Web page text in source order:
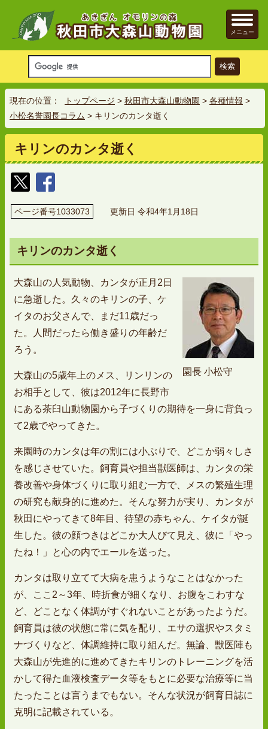
メニュー
現在の位置： トップページ > 秋田市大森山動物園 > 各種情報 >
小松名誉園長コラム > キリンのカンタ逝く
キリンのカンタ逝く
ページ番号1033073 更新日 令和4年1月18日
キリンのカンタ逝く
園長 小松守
大森山の人気動物、カンタが正月2日
に急逝した。久々のキリンの子、ケ
イタのお父さんで、まだ11歳だっ
た。人間だったら働き盛りの年齢だ
ろう。
大森山の5歳年上のメス、リンリンの
お相手として、彼は2012年に長野市
にある茶臼山動物園から子づくりの期待を一身に背負っ
て2歳でやってきた。
来園時のカンタは年の割には小ぶりで、どこか弱々しさ
を感じさせていた。飼育員や担当獣医師は、カンタの栄
養改善や身体づくりに取り組む一方で、メスの繁殖生理
の研究も献身的に進めた。そんな努力が実り、カンタが
秋田にやってきて8年目、待望の赤ちゃん、ケイタが誕
生した。彼の顔つきはどこか大人びて見え、彼に「やっ
たね！」と心の内でエールを送った。
カンタは取り立てて大病を患うようなことはなかった
が、ここ2～3年、時折食が細くなり、お腹をこわすな
ど、どことなく体調がすぐれないことがあったようだ。
飼育員は彼の状態に常に気を配り、エサの選択やスタミ
ナづくりなど、体調維持に取り組んだ。無論、獣医陣も
大森山が先進的に進めてきたキリンのトレーニングを活
かして得た血液検査データ等をもとに必要な治療等に当
たったことは言うまでもない。そんな状況が飼育日誌に
克明に記載されている。